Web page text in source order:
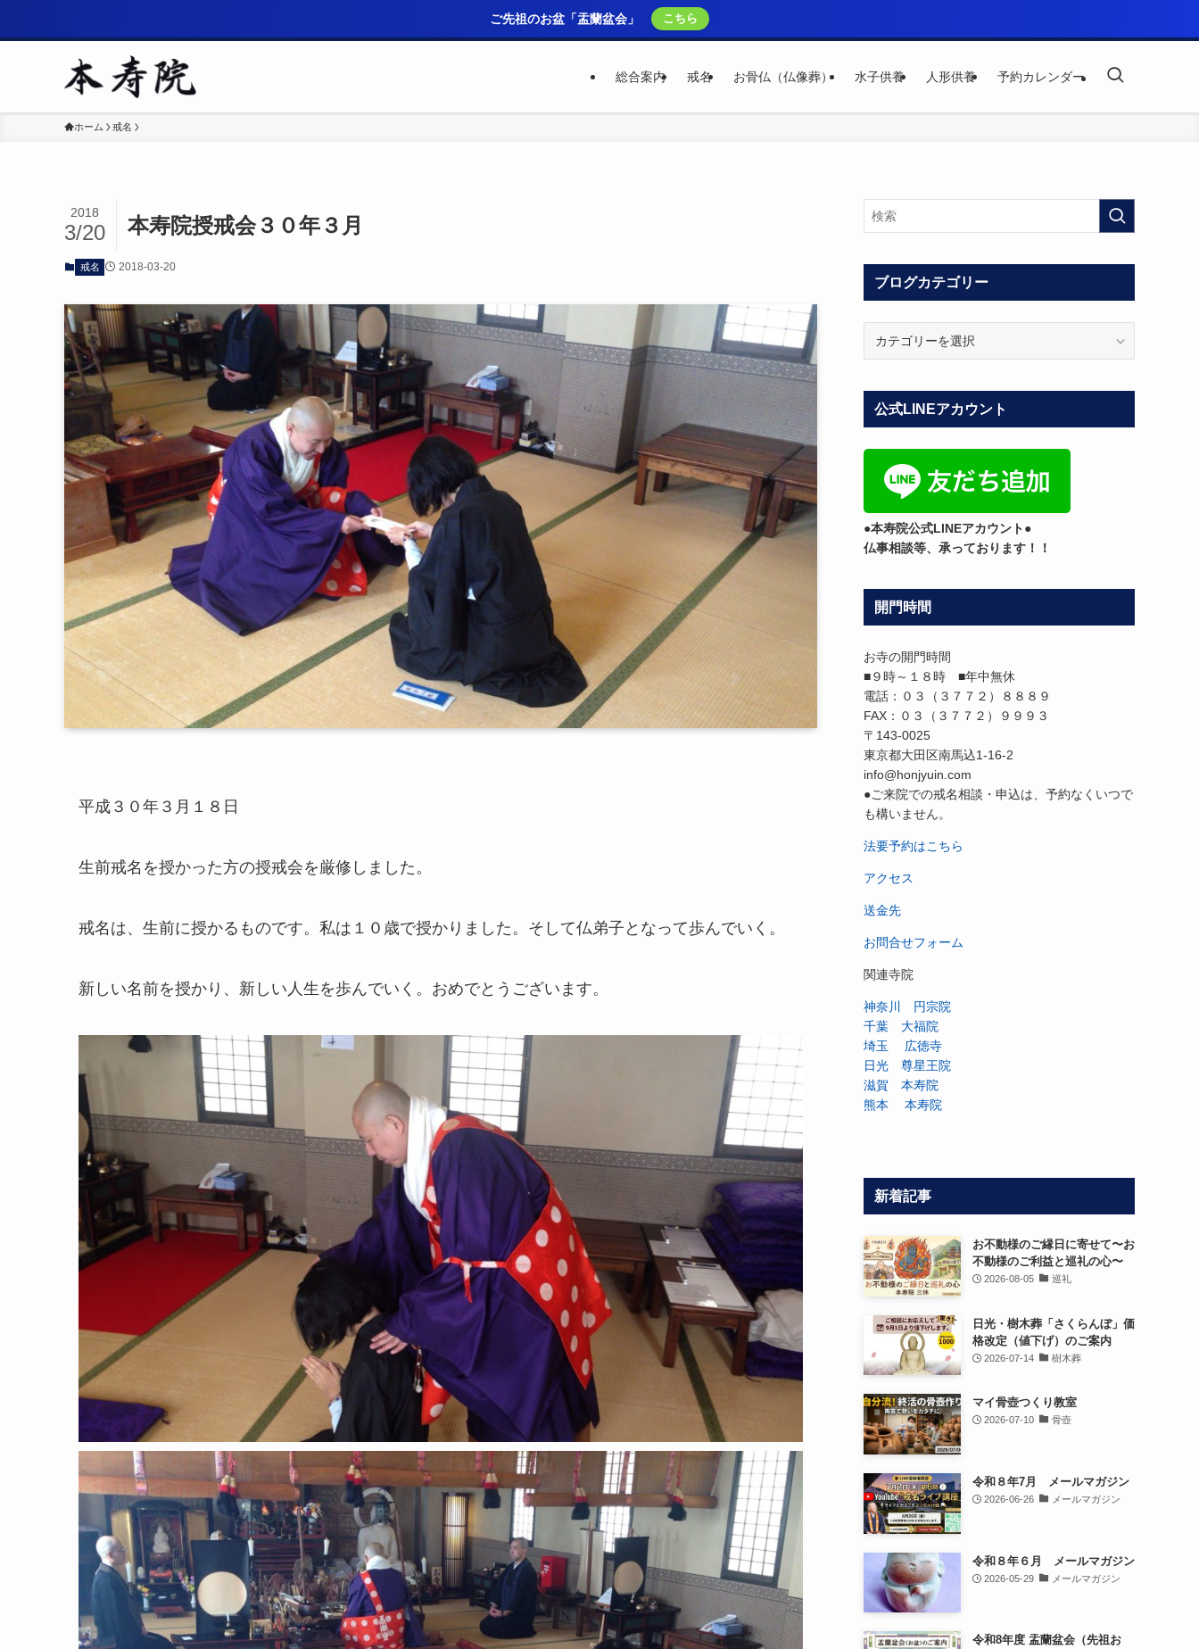
ご先祖のお盆「盂蘭盆会」 こちら
総合案内 戒名 お骨仏（仏像葬） 水子供養 人形供養 予約カレンダー
ホーム 戒名
本寿院授戒会３０年３月
2018
3/20
戒名 2018-03-20
平成３０年３月１８日
生前戒名を授かった方の授戒会を厳修しました。
戒名は、生前に授かるものです。私は１０歳で授かりました。そして仏弟子となって歩んでいく。
新しい名前を授かり、新しい人生を歩んでいく。おめでとうございます。
ブログカテゴリー
カ
テ
ゴ
リ
公式LINEアカウント
●本寿院公式LINEアカウント●
仏事相談等、承っております！！
開門時間
お寺の開門時間
■９時～１８時 ■年中無休
電話：０３（３７７２）８８８９
FAX：０３（３７７２）９９９３
〒143-0025
東京都大田区南馬込1-16-2
info@honjyuin.com
●ご来院での戒名相談・申込は、予約なくいつで
も構いません。
法要予約はこちら
アクセス
送金先
お問合せフォーム
関連寺院
神奈川 円宗院
千葉 大福院
埼玉 広徳寺
日光 尊星王院
滋賀 本寿院
熊本 本寿院
新着記事
お不動様のご縁日に寄せて〜お
不動様のご利益と巡礼の心〜
2026-08-05 巡礼
日光・樹木葬「さくらんぼ」価
格改定（値下げ）のご案内
2026-07-14 樹木葬
マイ骨壺つくり教室
2026-07-10 骨壺
令和８年7月 メールマガジン
2026-06-26 メールマガジン
令和８年６月 メールマガジン
2026-05-29 メールマガジン
令和8年度 盂蘭盆会（先祖お